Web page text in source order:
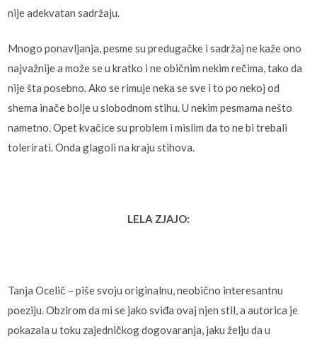
nije adekvatan sadržaju.
Mnogo ponavljanja, pesme su predugačke i sadržaj ne kaže ono
najvažnije a može se u kratko i ne običnim nekim rečima, tako da
nije šta posebno. Ako se rimuje neka se sve i to po nekoj od
shema inače bolje u slobodnom stihu. U nekim pesmama nešto
nametno. Opet kvačice su problem i mislim da to ne bi trebali
tolerirati. Onda glagoli na kraju stihova.
LELA ZJAJO:
Tanja Ocelič – piše svoju originalnu, neobično interesantnu
poeziju. Obzirom da mi se jako sviđa ovaj njen stil, a autorica je
pokazala u toku zajedničkog dogovaranja, jaku želju da u